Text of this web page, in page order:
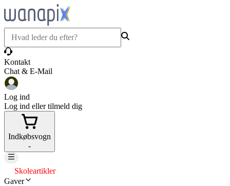
Kontakt
Chat & E-Mail
Log ind
Log ind eller tilmeld dig
Indkøbsvogn
-
Skoleartikler
Gaver